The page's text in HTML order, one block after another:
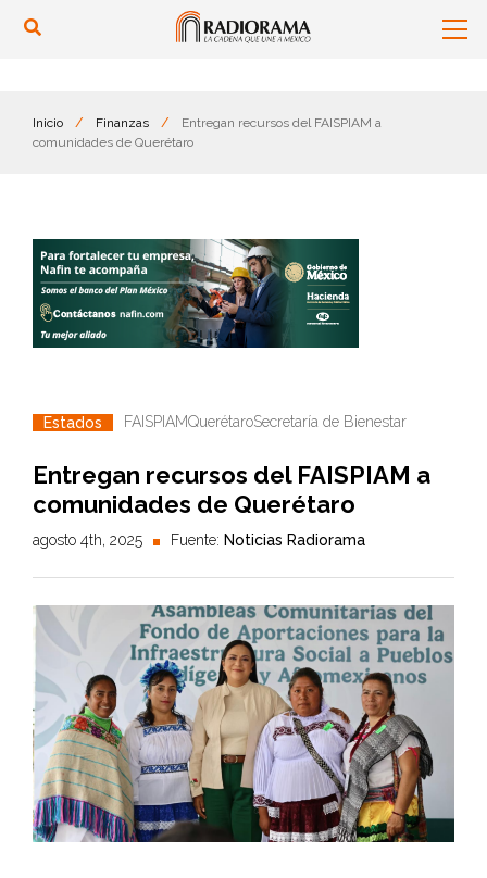
Inicio / Finanzas /
Entregan recursos del FAISPIAM a
comunidades de Querétaro
Estados FAISPIAMQuerétaroSecretaría de Bienestar
Entregan recursos del FAISPIAM a
comunidades de Querétaro
agosto 4th, 2025 Fuente: Noticias Radiorama